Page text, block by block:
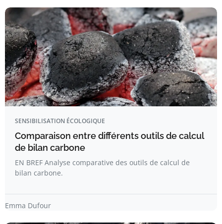
SENSIBILISATION ÉCOLOGIQUE
Comparaison entre différents outils de calcul
de bilan carbone
EN BREF Analyse comparative des outils de calcul de
bilan carbone.
Emma Dufour